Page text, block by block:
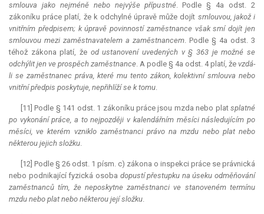
smlouva jako nejméně nebo nejvýše přípustné. Podle § 4a odst. 2
zákoníku práce platí, že k odchylné úpravě může dojít smlouvou, jakož i
vnitřním předpisem; k úpravě povinností zaměstnance však smí dojít jen
smlouvou mezi zaměstnavatelem a zaměstnancem. Podle § 4a odst. 3
téhož zákona platí, že od ustanovení uvedených v § 363 je možné se
odchýlit jen ve prospěch zaměstnance. A podle § 4a odst. 4 platí, že vzdá-
li se zaměstnanec práva, které mu tento zákon, kolektivní smlouva nebo
vnitřní předpis poskytuje, nepřihlíží se k tomu.
[11] Podle § 141 odst. 1 zákoníku práce jsou mzda nebo plat splatné
po vykonání práce, a to nejpozději v kalendářním měsíci následujícím po
měsíci, ve kterém vzniklo zaměstnanci právo na mzdu nebo plat nebo
některou jejich složku.
[12] Podle § 26 odst. 1 písm. c) zákona o inspekci práce se právnická
nebo podnikající fyzická osoba dopustí přestupku na úseku odměňování
zaměstnanců tím, že neposkytne zaměstnanci ve stanoveném termínu
mzdu nebo plat nebo některou její složku.